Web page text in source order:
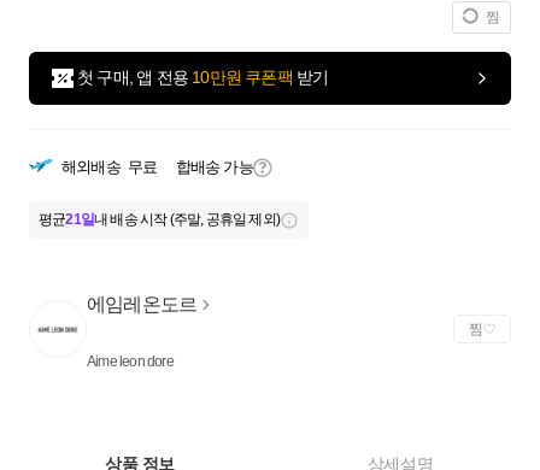
찜
첫 구매, 앱 전용 10만원 쿠폰팩 받기
해외배송 무료 합배송 가능
평균21일내 배송 시작 (주말, 공휴일 제외)
에임레온도르
Aime leon dore
찜
상품 정보 상세설명